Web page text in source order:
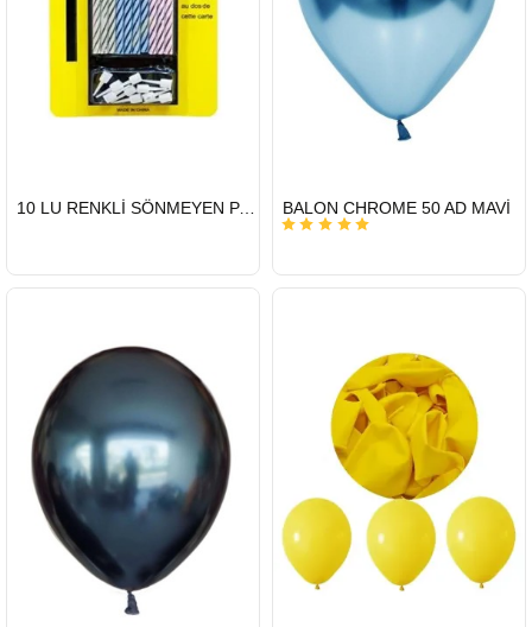
GÖNDERİ
10 LU RENKLİ SÖNMEYEN PASTA MUMU
GÖNDERİ
BALON CHROME 50 AD MAVİ